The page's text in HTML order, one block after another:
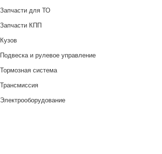
Запчасти для ТО
Запчасти КПП
Кузов
Подвеска и рулевое управление
Тормозная система
Трансмиссия
Электрооборудование